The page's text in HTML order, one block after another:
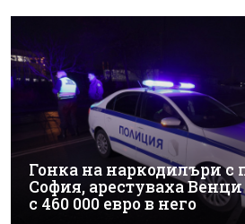
Гонка на наркодилъри с
София, арестуваха
с 460 000 евро в него